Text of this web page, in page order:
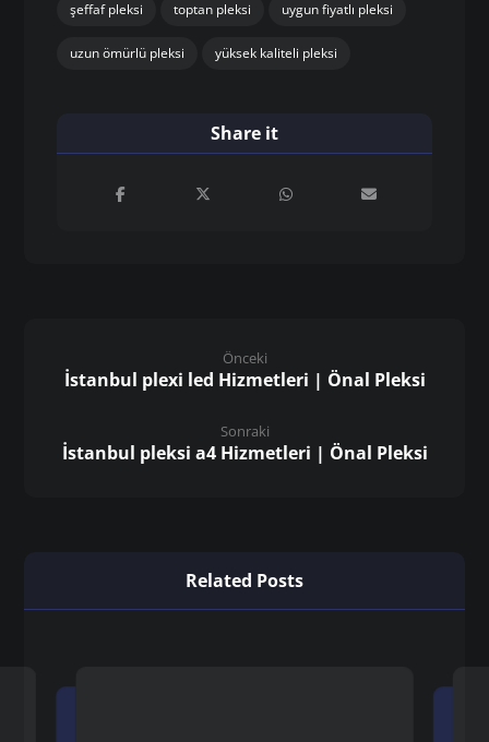
şeffaf pleksi toptan pleksi uygun fiyatlı pleksi
uzun ömürlü pleksi yüksek kaliteli pleksi
Önceki
İstanbul plexi led Hizmetleri | Önal Pleksi
Sonraki
İstanbul pleksi a4 Hizmetleri | Önal Pleksi
Related Posts